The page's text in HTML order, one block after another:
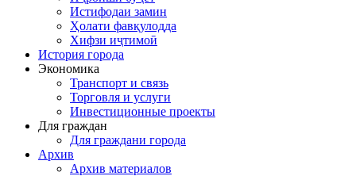
Истифодаи замин
Ҳолати фавқулодда
Хифзи иҷтимоӣ
История города
Экономика
Транспорт и связь
Торговля и услуги
Инвестиционные проекты
Для граждан
Для граждани города
Архив
Архив материалов